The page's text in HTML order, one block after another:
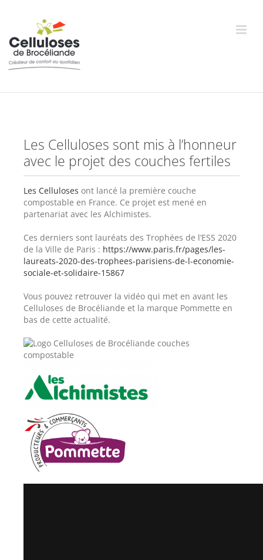
Les Celluloses sont mis à l’honneur
avec le projet des couches fertiles
Les Celluloses ont lancé la première couche
compostable en France. Ce projet est mené en
partenariat avec les Alchimistes.
Ces derniers sont lauréats des Trophées de l’ESS 2020
de la Ville de Paris : https://www.paris.fr/pages/les-
laureats-2020-des-trophees-parisiens-de-l-economie-
sociale-et-solidaire-15867
Vous pouvez retrouver la vidéo qui met en avant les
Celluloses de Brocéliande et la marque Pommette en
bas de cette actualité.